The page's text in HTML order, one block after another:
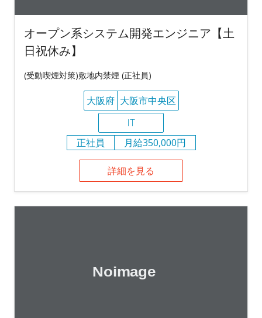
オープン系システム開発エンジニア【土
日祝休み】
(受動喫煙対策)敷地内禁煙 (正社員)
大阪府 大阪市中央区
IT
正社員
月給350,000円
詳細を見る